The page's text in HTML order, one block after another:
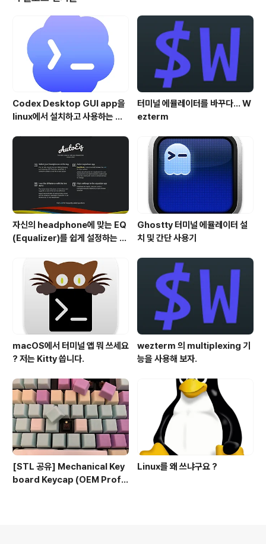
름을 알리게 됩니다. Ive는 원래 컴퓨터라는 제품에 대한
이해력은 높지 않은 사람이었습니다. 그가 애플에 입사하
게된 동기도 자신같은 컴맹도 쉽게 사용할 수 있는 컴퓨터
를 디자인하고 싶어서였다고 하죠.. 스티브 잡스가 복귀를
Codex Desktop GUI app을
linux에서 설치하고 사용하는 방
터미널 에뮬레이터를 바꾸다... W
ezterm
자신의 headphone에 맞는 EQ
(Equalizer)를 쉽게 설정하는 방
Ghostty 터미널 에뮬레이터 설
치 및 간단 사용기
macOS에서 터미널 앱 뭐 쓰세요
? 저는 Kitty 씁니다.
wezterm 의 multiplexing 기
능을 사용해 보자.
[STL 공유] Mechanical Key
board Keycap (OEM Profil
Linux를 왜 쓰냐구요 ?